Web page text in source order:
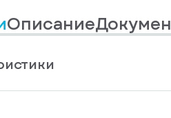
Описание